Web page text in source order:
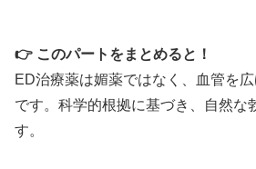
機会にも対応できる頼もしいパー
バルデナエイトで効果
👉 このパートをまとめると！
ED治療薬は媚薬ではなく、血管を広
です。科学的根拠に基づき、自然な
す。